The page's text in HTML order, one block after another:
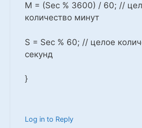
M = (Sec % 3600) / 60; //
количество минут
S = Sec % 60; // целое
секунд
}
Log in to Reply